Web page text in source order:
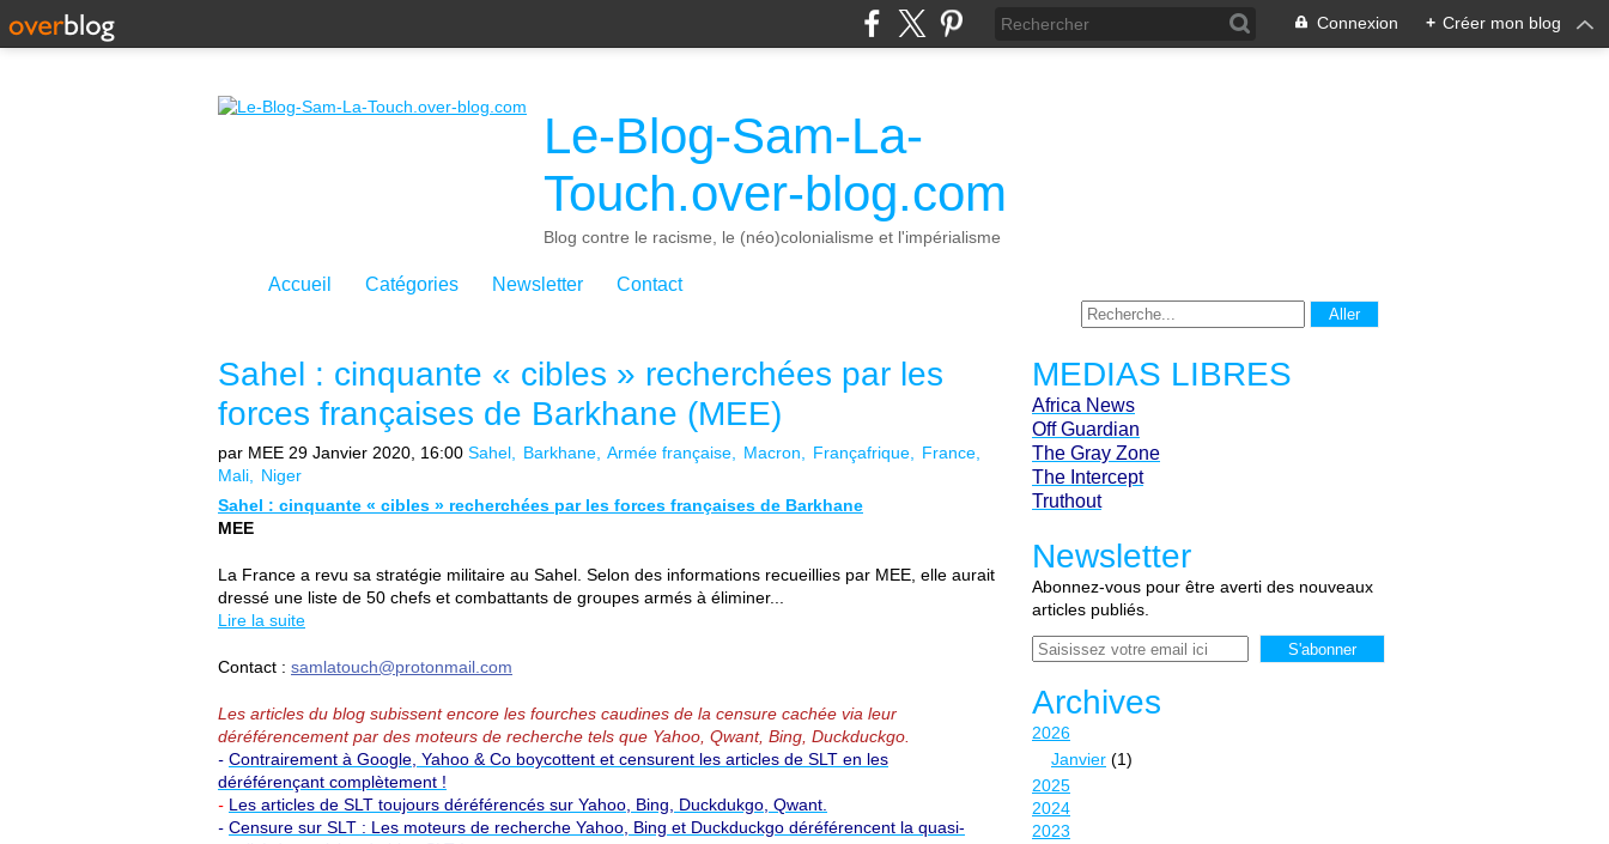
Connexion + Créer mon blog
Le-Blog-Sam-La-
Touch.over-blog.com
Blog contre le racisme, le (néo)colonialisme et l'impérialisme
Accueil Catégories Newsletter Contact
Sahel : cinquante « cibles » recherchées par les
forces françaises de Barkhane (MEE)
par MEE 29 Janvier 2020, 16:00 Sahel Barkhane Armée française Macron Françafrique
France
Mali
Niger
Sahel : cinquante « cibles » recherchées par les forces françaises de Barkhane
MEE
La France a revu sa stratégie militaire au Sahel. Selon des informations recueillies par MEE, elle aurait
dressé une liste de 50 chefs et combattants de groupes armés à éliminer...
Lire la suite
Contact : samlatouch@protonmail.com
Les articles du blog subissent encore les fourches caudines de la censure cachée via leur
déréférencement par des moteurs de recherche tels que Yahoo, Qwant, Bing, Duckduckgo.
- Contrairement à Google, Yahoo & Co boycottent et censurent les articles de SLT en les
déréférençant complètement !
- Les articles de SLT toujours déréférencés sur Yahoo, Bing, Duckdukgo, Qwant.
- Censure sur SLT : Les moteurs de recherche Yahoo, Bing et Duckduckgo déréférencent la quasi-
MEDIAS LIBRES
Africa News
Off Guardian
The Gray Zone
The Intercept
Truthout
Newsletter
Abonnez-vous pour être averti des nouveaux
articles publiés.
Email
Archives
2026
Janvier (1)
2025
2024
2023